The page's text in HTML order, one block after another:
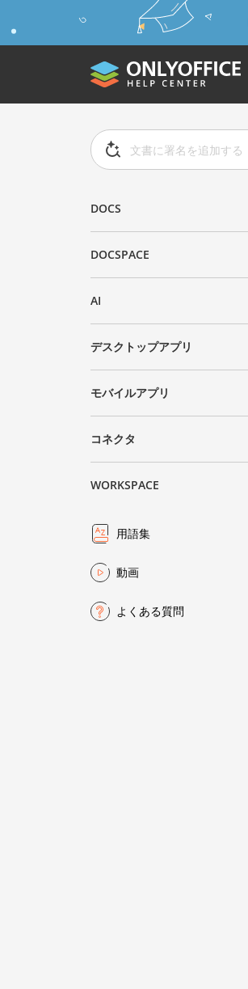
DOCS
DOCSPACE
AI
デスクトップアプリ
モバイルアプリ
コネクタ
WORKSPACE
用語集
動画
よくある質問